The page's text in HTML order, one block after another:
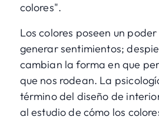
colores".
Los colores poseen un
generar sentimientos;
cambian la forma en que
que nos rodean. La
término del diseño de
al estudio de cómo los